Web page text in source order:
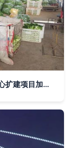
年交易量达9.8亿吨 天王农副产品交易中心扩建项目加速推进